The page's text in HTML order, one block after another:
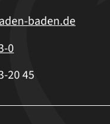
baden.de
0
2045